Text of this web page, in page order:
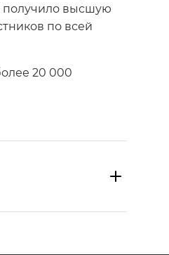
получило высшую
по всей
20 000